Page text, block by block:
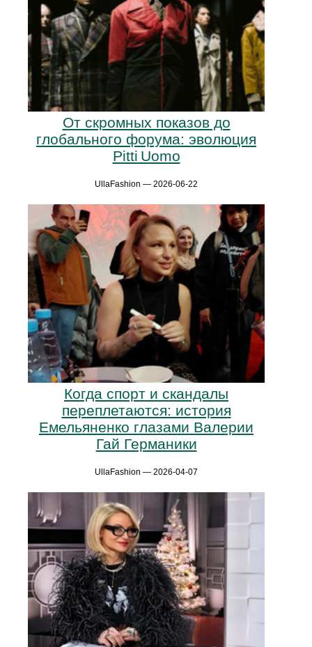
От скромных показов до
глобального форума: эволюция
Pitti Uomo
UllaFashion — 2026-06-22
Когда спорт и скандалы
переплетаются: история
Емельяненко глазами Валерии
Гай Германики
UllaFashion — 2026-04-07